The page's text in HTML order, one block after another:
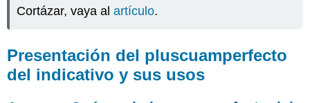
Cortázar, vaya alartículo.
Presentación del pluscuamperfecto
del indicativo y sus usos